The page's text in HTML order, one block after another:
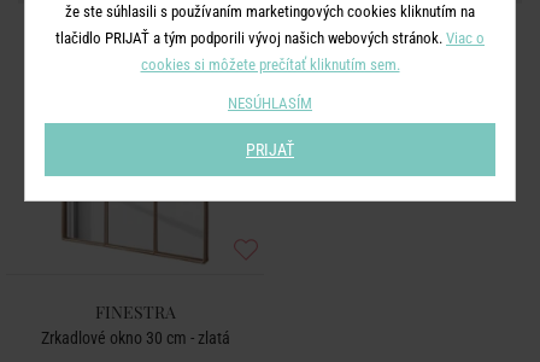
FINESTRA
Zrkadlové okno 30 cm - zlatá
že ste súhlasili s používaním marketingových cookies kliknutím na
tlačidlo PRIJAŤ a tým podporili vývoj našich webových stránok. Viac o
cookies si môžete prečítať kliknutím sem.
NESÚHLASÍM
PRIJAŤ